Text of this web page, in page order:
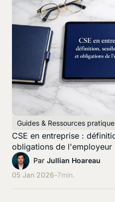
Guides & Ressources
CSE en entreprise :
obligations de l'employeur
Par Jullian Hoareau
05 Jan 2026-7min.